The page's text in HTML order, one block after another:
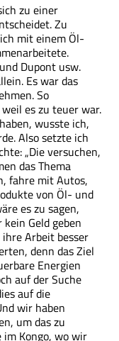
zu einer
Zu
mit einem Öl-
Dupont usw.
Es war das
So
es zu teuer war.
wusste ich,
Also setzte ich
„Die versuchen,
das Thema
fahre mit Autos,
von Öl- und
es zu sagen,
Geld geben
Arbeit besser
denn das Ziel
Energien
auf der Suche
auf die
wir haben
um das zu
im Kongo, wo wir